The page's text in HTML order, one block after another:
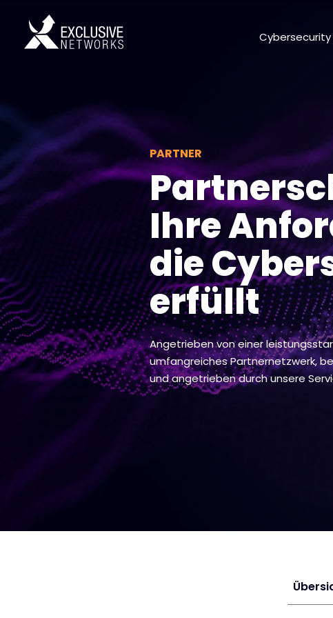
Cybersecurity
PARTNER
Ihre
die
erfüllt
Angetrieben von einer
umfangreiches Partnernetzwerk,
und angetrieben durch unsere